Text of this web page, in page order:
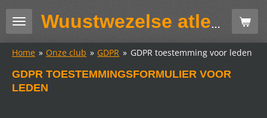
Ga
direct
de
Wuustwezelse atletiekclub GAV
Home » Onze club » GDPR » GDPR toestemming voor leden
GDPR TOESTEMMINGSFORMULIER VOOR
LEDEN